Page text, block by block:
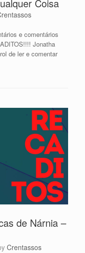
Coisa
e comentários
Jonatha
de ler e comentar
de Nárnia –
Crentassos